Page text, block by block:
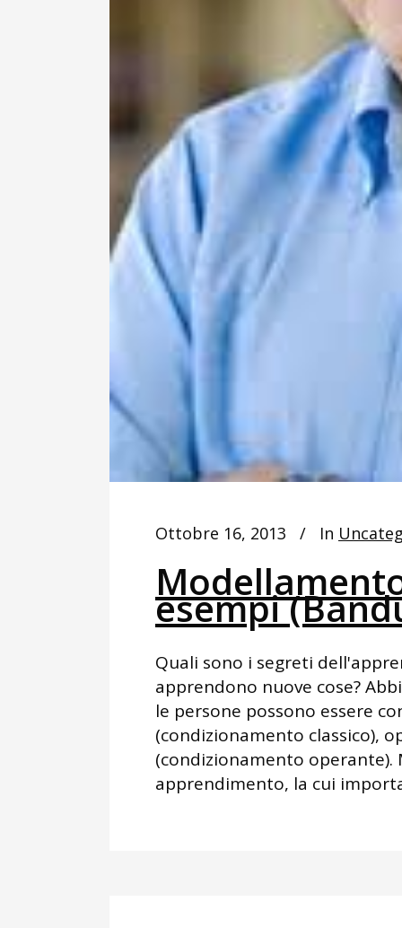
Ottobre 16, 2013 In
esempi
Quali sono i segreti
apprendono nuove cose?
le persone possono essere
(condizionamento classico),
(condizionamento
apprendimento, la cui